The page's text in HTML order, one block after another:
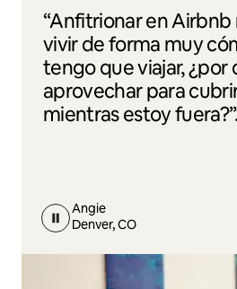
“Anfitrionar en
vivir de forma muy
tengo que viajar, ¿por
aprovechar para
mientras estoy fuera?”.
Angie
Denver, CO